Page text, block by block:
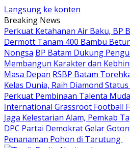
Langsung ke konten
Breaking News
Perkuat Ketahanan Air Baku, BP
Dermott Tanam 400 Bambu
Nongsa BP Batam Dukung
Membangun Karakter dan
Masa Depan RSBP Batam
Kelas Dunia, Raih Diamond Status
Perkuat Pembinaan Talenta
International Grassroot Football
Jaga Kelestarian Alam, Pemkab
DPC Partai Demokrat Gelar
Penanaman Pohon di Tarutung ‎